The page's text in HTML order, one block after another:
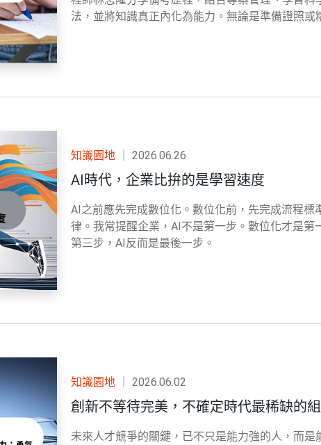
法，並將知識真正內化為能力。無論是準備證照或
知識園地 2026.06.26
AI時代，企業比拚的是學習速度
AI之前應先完成數位化。數位化前，先完成流程
律。我常提醒企業，AI不是第一步。數位化才是
第三步，AI反而是最後一步。
知識園地 2026.06.02
創新不等待完美，不確定時代最稀缺的
未來人才競爭的關鍵，已不只是能力強的人，而